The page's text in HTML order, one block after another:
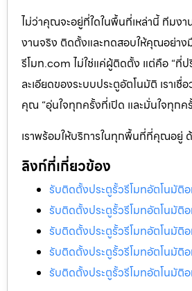
ไม่ว่าคุณจะอยู่ที่ใดในพื้นที่เหล่านี้ ทีมงา
งานจริง ติดตั้งและทดสอบให้คุณอย่าง
รีโมท.com ไม่ใช่แค่ผู้ติดตั้ง แต่คือ “ที่ป
ละเอียดของระบบประตูอัตโนมัติ เราเชื่
คุณ “อุ่นใจทุกครั้งที่เปิด และมั่นใจทุกค
เราพร้อมให้บริการในทุกพื้นที่ที่คุณอยู่
ลิงก์ที่เกี่ยวข้อง
รับติดตั้งประตูรั้วรีโมทอัตโนมัติ
รับติดตั้งประตูรั้วรีโมทอัตโนมัติ
รับติดตั้งประตูรั้วรีโมทอัตโนมัติ
รับติดตั้งประตูรั้วรีโมทอัตโนมัติ
รับติดตั้งประตูรั้วรีโมทอัตโนมัติ